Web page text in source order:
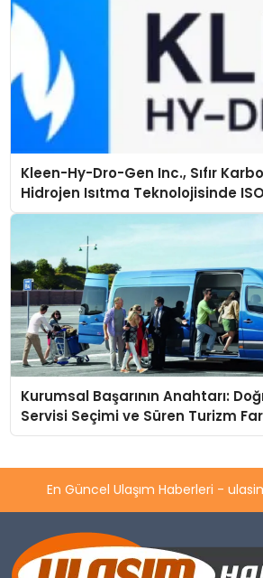
Kleen-Hy-Dro-Gen Inc., Sıfır
Hidrojen Isıtma Teknolojisinde
Düzenleyici Onaylarını Aldı
Kurumsal Başarının Anahtarı:
Servisi Seçimi ve Süren Turizm
En Güncel Ulaşım Haberleri -